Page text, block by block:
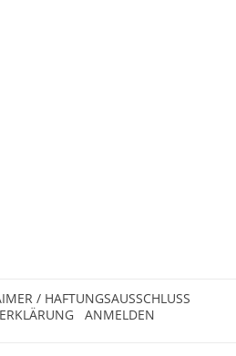
/ HAFTUNGSAUSSCHLUSS
ANMELDEN